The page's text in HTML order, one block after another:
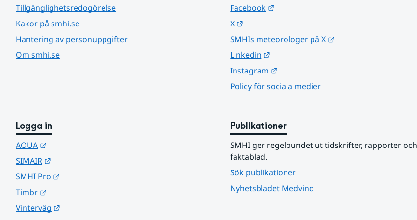
Tillgänglighetsredogörelse
Kakor på smhi.se
Hantering av personuppgifter
Om smhi.se
Facebook
X
SMHIs meteorologer på X
Linkedin
Instagram
Policy för sociala medier
Logga in
AQUA
SIMAIR
SMHI Pro
Timbr
Vinterväg
Publikationer
SMHI ger regelbundet ut tidskrifter, rapporter och
faktablad.
Sök publikationer
Nyhetsbladet Medvind